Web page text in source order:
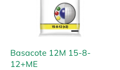
Basacote 12M 15-8-
12+ME